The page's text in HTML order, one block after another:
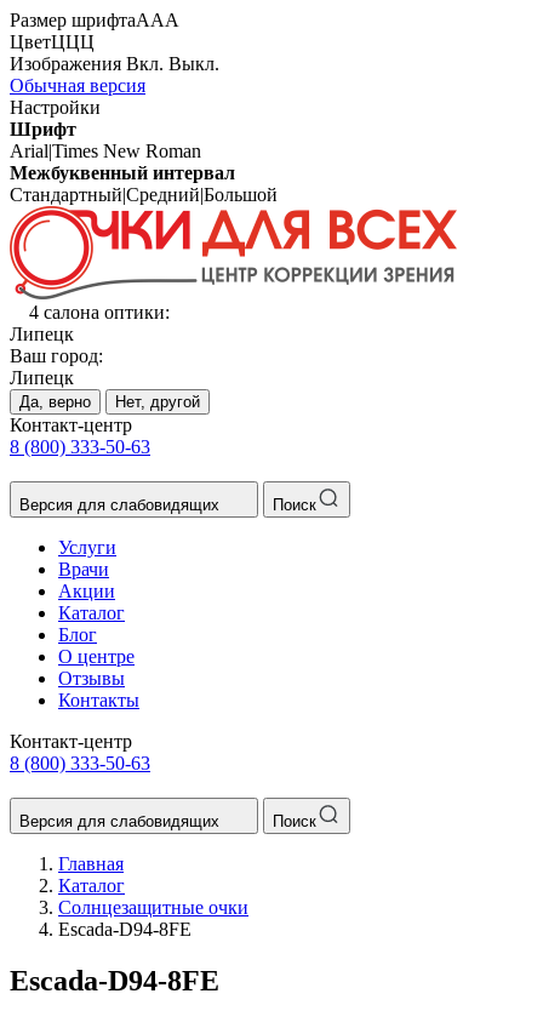
Размер шрифтаААА
ЦветЦЦЦ
Изображения Вкл. Выкл.
Обычная версия
Настройки
Шрифт
Arial|Times New Roman
Межбуквенный интервал
Стандартный|Средний|Большой
4 салона оптики:
Липецк
Ваш город:
Липецк
Да, верно Нет, другой
Контакт-центр
8 (800) 333-50-63
Версия для слабовидящих Поиск
Услуги
Врачи
Акции
Каталог
Блог
О центре
Отзывы
Контакты
Контакт-центр
8 (800) 333-50-63
Версия для слабовидящих Поиск
Главная
Каталог
Солнцезащитные очки
Escada-D94-8FE
Escada-D94-8FE